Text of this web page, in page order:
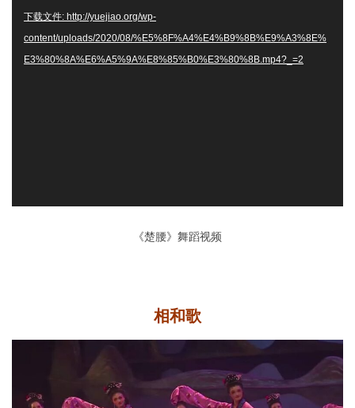
播
放
器
下载文件: http://yuejiao.org/wp-
content/uploads/2020/08/%E5%8F%A4%E4%B9%8B%E9%A3%8E%
E3%80%8A%E6%A5%9A%E8%85%B0%E3%80%8B.mp4?_=2
《楚腰》舞蹈视频
相和歌